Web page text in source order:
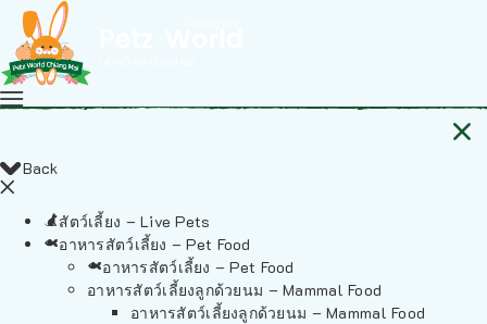
Back
สัตว์เลี้ยง – Live Pets
อาหารสัตว์เลี้ยง – Pet Food
อาหารสัตว์เลี้ยง – Pet Food
อาหารสัตว์เลี้ยงลูกด้วยนม – Mammal Food
อาหารสัตว์เลี้ยงลูกด้วยนม – Mammal Food